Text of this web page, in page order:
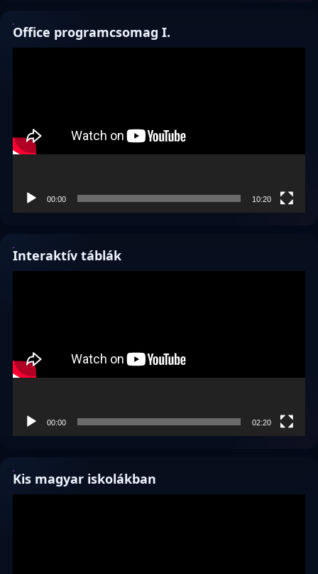
Office programcsomag I.
00:00 10:20
Interaktív táblák
00:00 02:20
Kis magyar iskolákban